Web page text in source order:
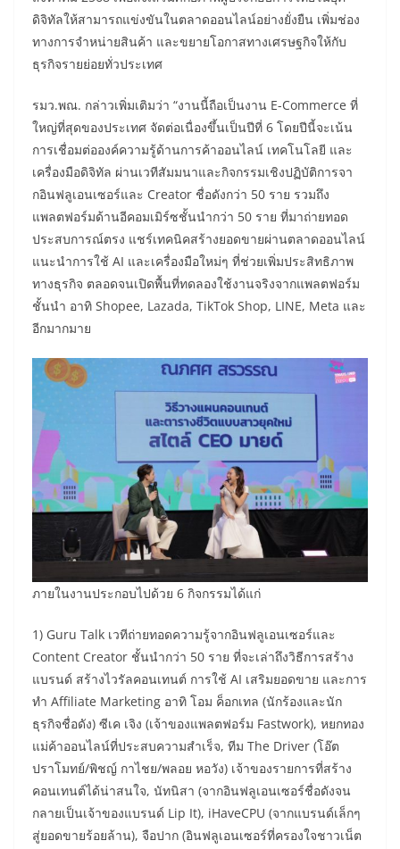
ดิจิทัลให้สามารถแข่งขันในตลาดออนไลน์อย่างยั่งยืน เพิ่มช่อง
ทางการจำหน่ายสินค้า และขยายโอกาสทางเศรษฐกิจให้กับ
ธุรกิจรายย่อยทั่วประเทศ
รมว.พณ. กล่าวเพิ่มเติมว่า “งานนี้ถือเป็นงาน E-Commerce ที่
ใหญ่ที่สุดของประเทศ จัดต่อเนื่องขึ้นเป็นปีที่ 6 โดยปีนี้จะเน้น
การเชื่อมต่อองค์ความรู้ด้านการค้าออนไลน์ เทคโนโลยี และ
เครื่องมือดิจิทัล ผ่านเวทีสัมมนาและกิจกรรมเชิงปฏิบัติการจา
กอินฟลูเอนเซอร์และ Creator ชื่อดังกว่า 50 ราย รวมถึง
แพลตฟอร์มด้านอีคอมเมิร์ซชั้นนำกว่า 50 ราย ที่มาถ่ายทอด
ประสบการณ์ตรง แชร์เทคนิคสร้างยอดขายผ่านตลาดออนไลน์
แนะนำการใช้ AI และเครื่องมือใหม่ๆ ที่ช่วยเพิ่มประสิทธิภาพ
ทางธุรกิจ ตลอดจนเปิดพื้นที่ทดลองใช้งานจริงจากแพลตฟอร์ม
ชั้นนำ อาทิ Shopee, Lazada, TikTok Shop, LINE, Meta และ
อีกมากมาย
ภายในงานประกอบไปด้วย 6 กิจกรรมได้แก่
1) Guru Talk เวทีถ่ายทอดความรู้จากอินฟลูเอนเซอร์และ
Content Creator ชั้นนำกว่า 50 ราย ที่จะเล่าถึงวิธีการสร้าง
แบรนด์ สร้างไวรัลคอนเทนต์ การใช้ AI เสริมยอดขาย และการ
ทำ Affiliate Marketing อาทิ โอม ค็อกเทล (นักร้องและนัก
ธุรกิจชื่อดัง) ซีเค เจิง (เจ้าของแพลตฟอร์ม Fastwork), หยกทอง
แม่ค้าออนไลน์ที่ประสบความสำเร็จ, ทีม The Driver (โอ๊ต
ปราโมทย์/พิชญ์ กาไชย/พลอย หอวัง) เจ้าของรายการที่สร้าง
คอนเทนต์ได้น่าสนใจ, นัทนิสา (จากอินฟลูเอนเซอร์ชื่อดังจน
กลายเป็นเจ้าของแบรนด์ Lip It), iHaveCPU (จากแบรนด์เล็กๆ
สู่ยอดขายร้อยล้าน), จือปาก (อินฟลูเอนเซอร์ที่ครองใจชาวเน็ต